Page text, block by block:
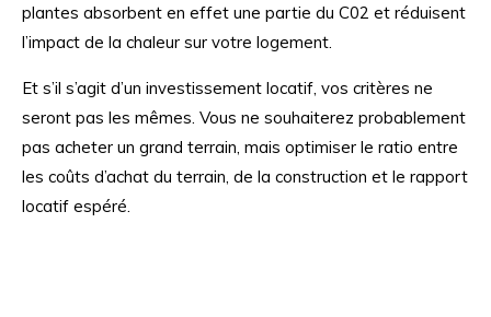
plantes absorbent en effet une partie du C02 et réduisent
l’impact de la chaleur sur votre logement.
Et s’il s’agit d’un investissement locatif, vos critères ne
seront pas les mêmes. Vous ne souhaiterez probablement
pas acheter un grand terrain, mais optimiser le ratio entre
les coûts d’achat du terrain, de la construction et le rapport
locatif espéré.